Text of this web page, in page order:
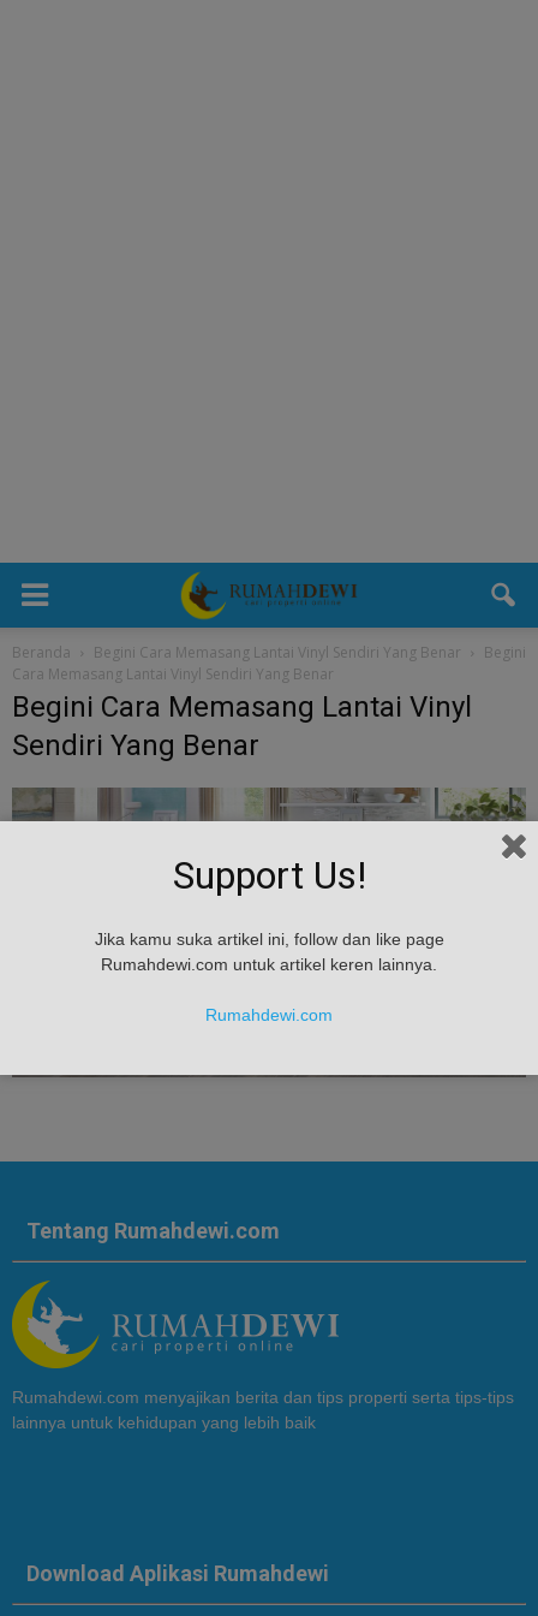
Beranda Begini Cara Memasang Lantai Vinyl Sendiri Yang Benar
Begini
Cara Memasang Lantai Vinyl Sendiri Yang Benar
Begini Cara Memasang Lantai Vinyl
Sendiri Yang Benar
Tentang Rumahdewi.com
Rumahdewi.com menyajikan berita dan tips properti serta tips-tips
lainnya untuk kehidupan yang lebih baik
Download Aplikasi Rumahdewi
Support Us!
Jika kamu suka artikel ini, follow dan like page
Rumahdewi.com untuk artikel keren lainnya.
Rumahdewi.com